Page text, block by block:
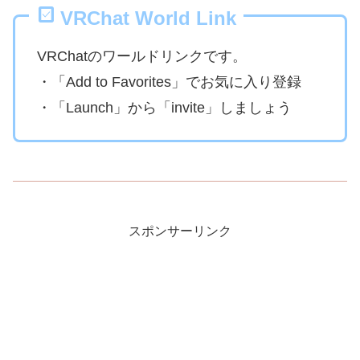
VRChat World Link
VRChatのワールドリンクです。
・「Add to Favorites」でお気に入り登録
・「Launch」から「invite」しましょう
スポンサーリンク